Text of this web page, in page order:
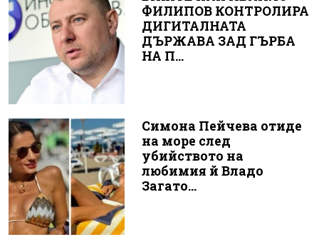
ФИЛИПОВ КОНТРОЛИРА
ДИГИТАЛНАТА
ДЪРЖАВА ЗАД ГЪРБА
НА П...
Симона Пейчева отиде
на море след
убийството на
любимия й Владо
Загато...